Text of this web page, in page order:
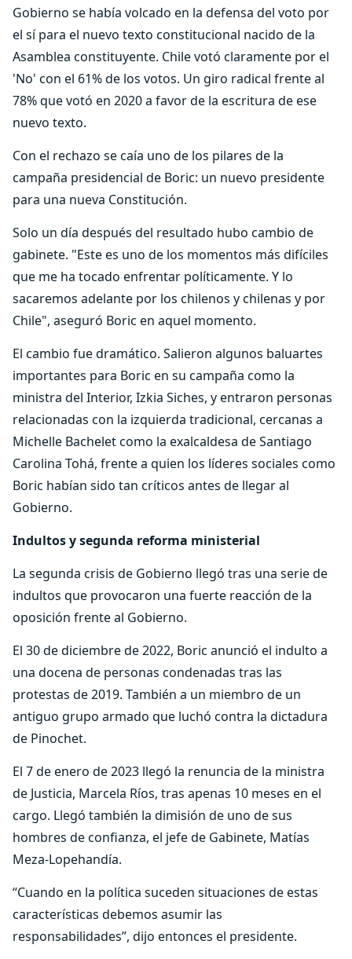
Gobierno se había volcado en la defensa del voto por
el sí para el nuevo texto constitucional nacido de la
Asamblea constituyente. Chile votó claramente por el
'No' con el 61% de los votos. Un giro radical frente al
78% que votó en 2020 a favor de la escritura de ese
nuevo texto.
Con el rechazo se caía uno de los pilares de la
campaña presidencial de Boric: un nuevo presidente
para una nueva Constitución.
Solo un día después del resultado hubo cambio de
gabinete. "Este es uno de los momentos más difíciles
que me ha tocado enfrentar políticamente. Y lo
sacaremos adelante por los chilenos y chilenas y por
Chile", aseguró Boric en aquel momento.
El cambio fue dramático. Salieron algunos baluartes
importantes para Boric en su campaña como la
ministra del Interior, Izkia Siches, y entraron personas
relacionadas con la izquierda tradicional, cercanas a
Michelle Bachelet como la exalcaldesa de Santiago
Carolina Tohá, frente a quien los líderes sociales como
Boric habían sido tan críticos antes de llegar al
Gobierno.
Indultos y segunda reforma ministerial
La segunda crisis de Gobierno llegó tras una serie de
indultos que provocaron una fuerte reacción de la
oposición frente al Gobierno.
El 30 de diciembre de 2022, Boric anunció el indulto a
una docena de personas condenadas tras las
protestas de 2019. También a un miembro de un
antiguo grupo armado que luchó contra la dictadura
de Pinochet.
El 7 de enero de 2023 llegó la renuncia de la ministra
de Justicia, Marcela Ríos, tras apenas 10 meses en el
cargo. Llegó también la dimisión de uno de sus
hombres de confianza, el jefe de Gabinete, Matías
Meza-Lopehandía.
“Cuando en la política suceden situaciones de estas
características debemos asumir las
responsabilidades”, dijo entonces el presidente.